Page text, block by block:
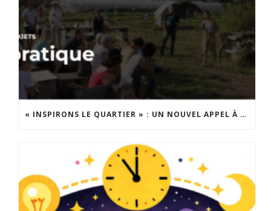
« INSPIRONS LE QUARTIER » : UN NOUVEL APPEL À PROJETS EST LANCÉ !